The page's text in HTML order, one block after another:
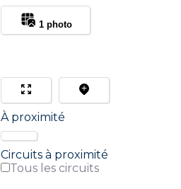
1 photo
À proximité
Circuits à proximité
Tous les circuits